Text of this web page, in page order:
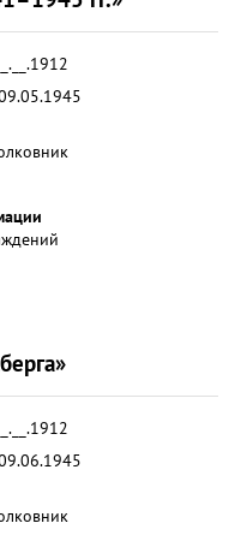
__.__.1912
__.__.1912